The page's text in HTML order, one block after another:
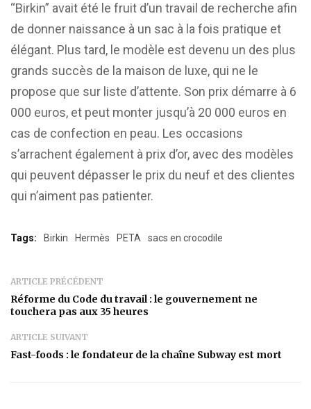
“Birkin” avait été le fruit d’un travail de recherche afin
de donner naissance à un sac à la fois pratique et
élégant. Plus tard, le modèle est devenu un des plus
grands succès de la maison de luxe, qui ne le
propose que sur liste d’attente. Son prix démarre à 6
000 euros, et peut monter jusqu’à 20 000 euros en
cas de confection en peau. Les occasions
s’arrachent également à prix d’or, avec des modèles
qui peuvent dépasser le prix du neuf et des clientes
qui n’aiment pas patienter.
Tags: Birkin Hermès PETA sacs en crocodile
ARTICLE PRÉCÉDENT
Réforme du Code du travail : le gouvernement ne
touchera pas aux 35 heures
ARTICLE SUIVANT
Fast-foods : le fondateur de la chaîne Subway est mort